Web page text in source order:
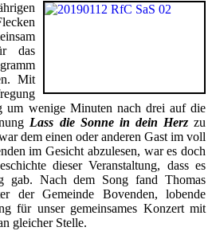
das
Mit
um wenige Minuten nach drei auf die
Lass die Sonne in dein Herzzu
dem einen oder anderen Gast im voll
im Gesicht abzulesen, war es doch
dieser Veranstaltung, dass es
gab. Nach dem Song fand Thomas
der Gemeinde Bovenden, lobende
für unser gemeinsames Konzert mit
gleicher Stelle.